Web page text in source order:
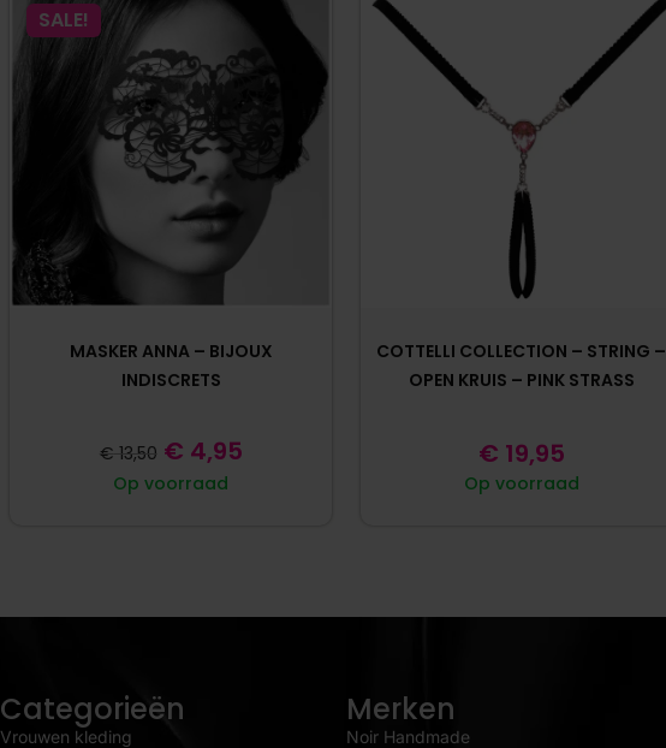
SALE!
MASKER ANNA – BIJOUX
INDISCRETS
Op voorraad
€ 13,50 € 4,95
COTTELLI COLLECTION – STRING –
OPEN KRUIS – PINK STRASS
Op voorraad
€ 19,95
Categorieën
Vrouwen kleding
Merken
Noir Handmade